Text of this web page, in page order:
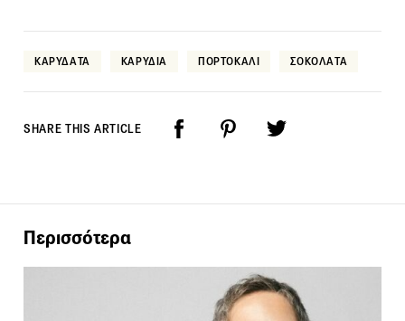
ΚΑΡΥΔΑΤΑ ΚΑΡΥΔΙΑ ΠΟΡΤΟΚΑΛΙ ΣΟΚΟΛΑΤΑ
SHARE THIS ARTICLE
Περισσότερα